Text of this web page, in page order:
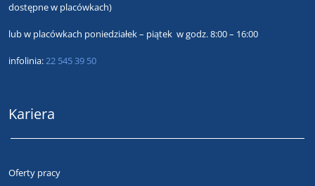
dostępne w placówkach)
lubw placówkach poniedziałek – piątek w godz. 8:00 – 16:00
infolinia:22 545 39 50
Kariera
Oferty pracy